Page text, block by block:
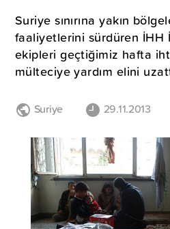
Suriye sınırına yakın
faaliyetlerini sürdüren İHH
ekipleri geçtiğimiz hafta
mülteciye yardım elini
Suriye 29.11.2013